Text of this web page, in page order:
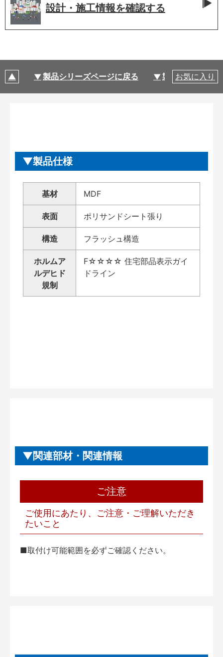
設計・施工情報を確認する
製品シリーズページに戻る 製品仕様
お気に入り
製品仕様
基材 MDF
表面 ポリサンドシート張り
構造 フラッシュ構造
ホルムア
ルデヒド
規制
F☆☆☆☆ 住宅部品表示ガイ
ドライン
関連部材・関連情報
ご注意
ご使用にあたり、ご注意・ご理解いただき
たいこと
■取付け可能範囲を必ずご確認ください。